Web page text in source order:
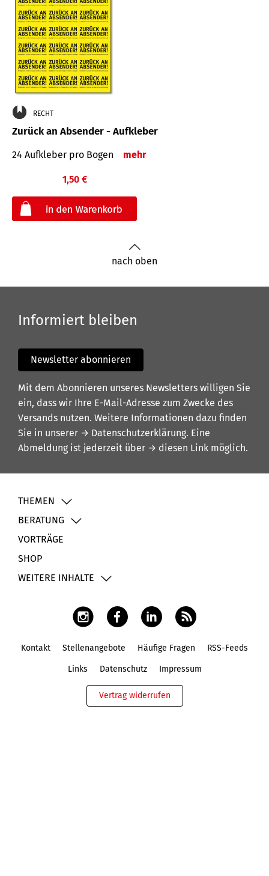
RECHT
Zurück an Absender - Aufkleber
24 Aufkleber pro Bogen mehr
1,50 €
nach oben
Informiert bleiben
Newsletter abonnieren
Mit dem Abonnieren unseres Newsletters willigen Sie
ein, dass wir Ihre E-Mail-Adresse zum Zwecke des
Versands nutzen. Weitere Informationen dazu finden
Sie in unserer → Datenschutzerklärung. Eine
Abmeldung ist jederzeit über → diesen Link möglich.
THEMEN
BERATUNG
VORTRÄGE
SHOP
WEITERE INHALTE
Kontakt Stellenangebote Häufige Fragen RSS-Feeds
Links Datenschutz Impressum
Vertrag widerrufen